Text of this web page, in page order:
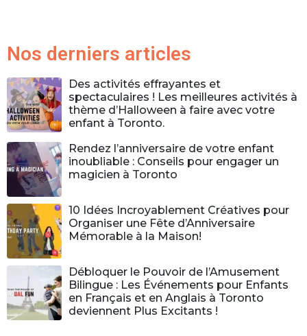
Nos derniers articles
Des activités effrayantes et
spectaculaires ! Les meilleures activités à
thème d’Halloween à faire avec votre
enfant à Toronto.
Rendez l’anniversaire de votre enfant
inoubliable : Conseils pour engager un
magicien à Toronto
10 Idées Incroyablement Créatives pour
Organiser une Fête d’Anniversaire
Mémorable à la Maison!
Débloquer le Pouvoir de l’Amusement
Bilingue : Les Événements pour Enfants
en Français et en Anglais à Toronto
deviennent Plus Excitants !